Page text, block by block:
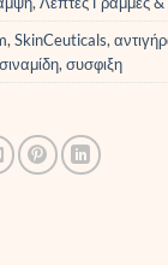
,SkinCeuticals,
,συσφιξη